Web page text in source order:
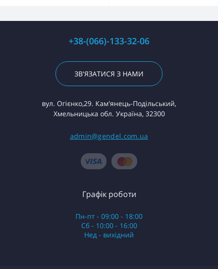
+38-(066)-133-32-06
ЗВ'ЯЗАТИСЯ З НАМИ
вул. Огієнко,29. Кам'янець-Подільський,
Хмельницька обл. Україна, 32300
admin@gendel.com.ua
Графік роботи
Пн-пт - 09:00 - 18:00
Сб - 10:00 - 16:00
Нед - вихідний